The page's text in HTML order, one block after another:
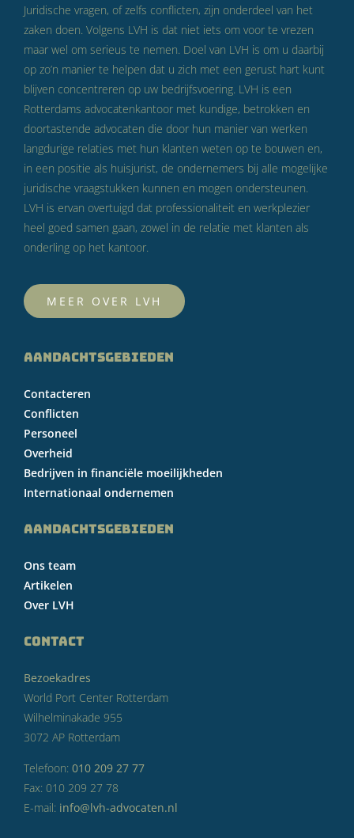
Juridische vragen, of zelfs conflicten, zijn onderdeel van het
zaken doen. Volgens LVH is dat niet iets om voor te vrezen
maar wel om serieus te nemen. Doel van LVH is om u daarbij
op zo’n manier te helpen dat u zich met een gerust hart kunt
blijven concentreren op uw bedrijfsvoering. LVH is een
Rotterdams advocatenkantoor met kundige, betrokken en
doortastende advocaten die door hun manier van werken
langdurige relaties met hun klanten weten op te bouwen en,
in een positie als huisjurist, de ondernemers bij alle mogelijke
juridische vraagstukken kunnen en mogen ondersteunen.
LVH is ervan overtuigd dat professionaliteit en werkplezier
heel goed samen gaan, zowel in de relatie met klanten als
onderling op het kantoor.
MEER OVER LVH
AANDACHTSGEBIEDEN
Contacteren
Conflicten
Personeel
Overheid
Bedrijven in financiële moeilijkheden
Internationaal ondernemen
AANDACHTSGEBIEDEN
Ons team
Artikelen
Over LVH
CONTACT
Bezoekadres
World Port Center Rotterdam
Wilhelminakade 955
3072 AP Rotterdam
Telefoon: 010 209 27 77
Fax: 010 209 27 78
E-mail: info@lvh-advocaten.nl